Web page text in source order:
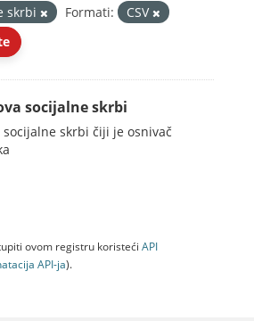
skrbi
Formati:
CSV
socijalne skrbi
skrbi čiji je osnivač
ovom registru koristeći API
API-jа).